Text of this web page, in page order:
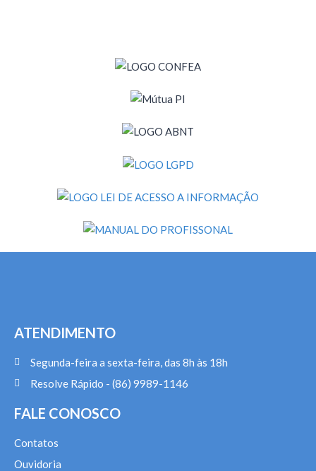
ATENDIMENTO
Segunda-feira a sexta-feira, das 8h às 18h
Resolve Rápido - (86) 9989-1146
FALE CONOSCO
Contatos
Ouvidoria